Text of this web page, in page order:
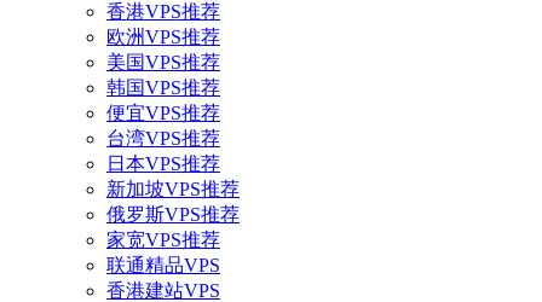
香港VPS推荐
欧洲VPS推荐
美国VPS推荐
韩国VPS推荐
便宜VPS推荐
台湾VPS推荐
日本VPS推荐
新加坡VPS推荐
俄罗斯VPS推荐
家宽VPS推荐
联通精品VPS
香港建站VPS